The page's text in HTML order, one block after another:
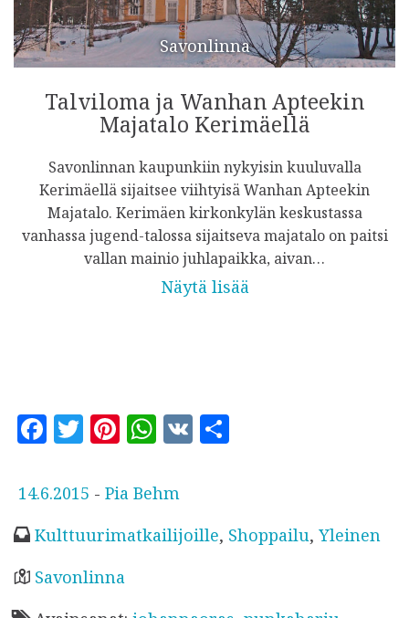
Savonlinna
Talviloma ja Wanhan Apteekin
Majatalo Kerimäellä
Savonlinnan kaupunkiin nykyisin kuuluvalla
Kerimäellä sijaitsee viihtyisä Wanhan Apteekin
Majatalo. Kerimäen kirkonkylän keskustassa
vanhassa jugend-talossa sijaitseva majatalo on paitsi
vallan mainio juhlapaikka, aivan…
Näytä lisää
F
c
b
o
T
it
r
Pi
te
es
t
W
at
A
V
e
J
l
k
14.6.2015 - Pia Behm
Kulttuurimatkailijoille, Shoppailu, Yleinen
Savonlinna